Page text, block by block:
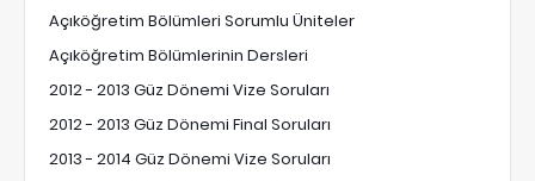
Açıköğretim Bölümleri Sorumlu Üniteler
Açıköğretim Bölümlerinin Dersleri
2012 - 2013 Güz Dönemi Vize Soruları
2012 - 2013 Güz Dönemi Final Soruları
2013 - 2014 Güz Dönemi Vize Soruları